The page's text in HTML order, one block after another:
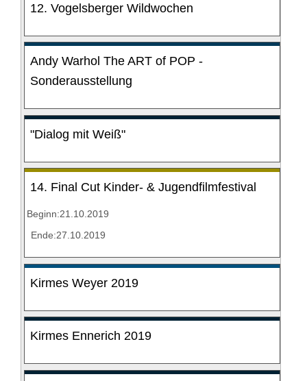
12. Vogelsberger Wildwochen
Andy Warhol The ART of POP -
Sonderausstellung
"Dialog mit Weiß"
14. Final Cut Kinder- & Jugendfilmfestival
Beginn:21.10.2019
Ende:27.10.2019
Kirmes Weyer 2019
Kirmes Ennerich 2019